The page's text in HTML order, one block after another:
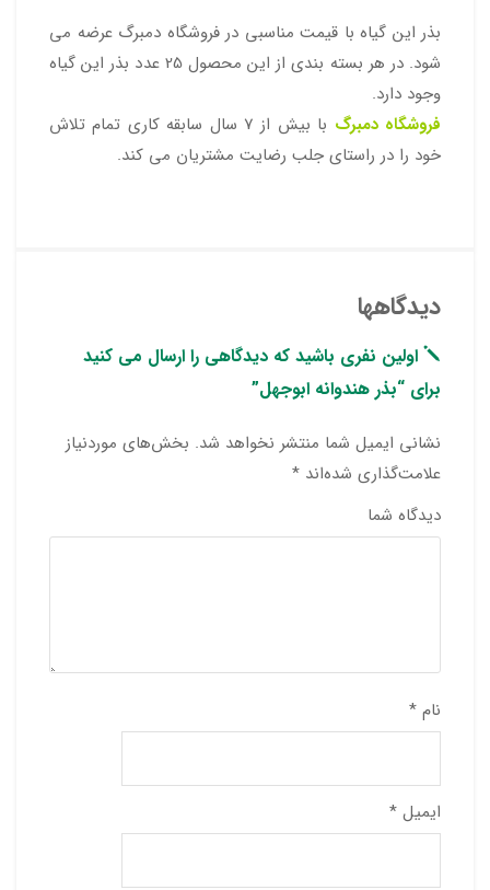
بذر این گیاه با قیمت مناسبی در فروشگاه دمبرگ عرضه می
شود. در هر بسته بندی از این محصول 25 عدد بذر این گیاه
وجود دارد.
فروشگاه دمبرگ
با بیش از 7 سال سابقه کاری تمام تلاش
خود را در راستای جلب رضایت مشتریان می کند.
دیدگاهها
اولین نفری باشید که دیدگاهی را ارسال می کنید
برای “بذر هندوانه ابوجهل”
نشانی ایمیل شما منتشر نخواهد شد. بخش‌های موردنیاز
علامت‌گذاری شده‌اند *
دیدگاه شما
نام *
ایمیل *